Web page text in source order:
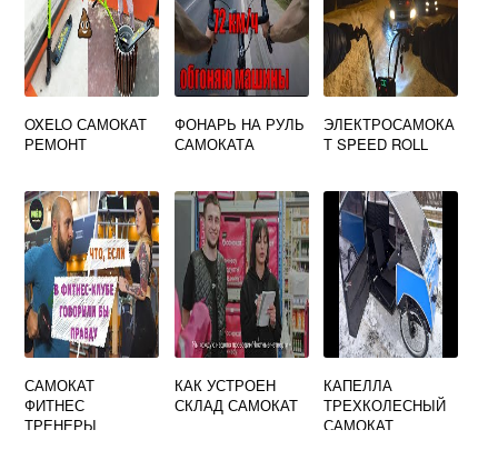
OXELO САМОКАТ
РЕМОНТ
ФОНАРЬ НА РУЛЬ
САМОКАТА
ЭЛЕКТРОСАМОКА
Т SPEED ROLL
САМОКАТ
ФИТНЕС
ТРЕНЕРЫ
КАК УСТРОЕН
СКЛАД САМОКАТ
КАПЕЛЛА
ТРЕХКОЛЕСНЫЙ
САМОКАТ